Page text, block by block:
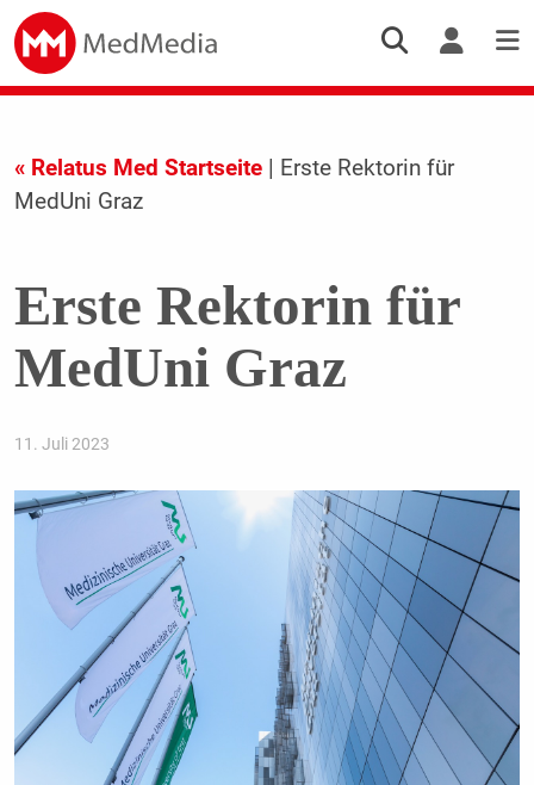
« Relatus Med Startseite| Erste Rektorin für
MedUni Graz
Erste Rektorin für
MedUni Graz
11. Juli 2023